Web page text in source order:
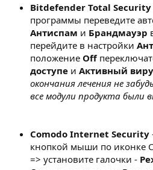
Bitdefender Total Security
программы переведите
Антиспам и Брандмауэр
перейдите в настройки
положение Off
доступе и Активный
окончания лечения не
все модули продукта были
Comodo Internet Security
кнопкой мыши по иконке
=> установите галочки -